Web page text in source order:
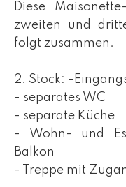
Diese
zweiten und
folgt zusammen.
2. Stock: -
- separates WC
- separate Küche
- Wohn- und
Balkon
- Treppe mit